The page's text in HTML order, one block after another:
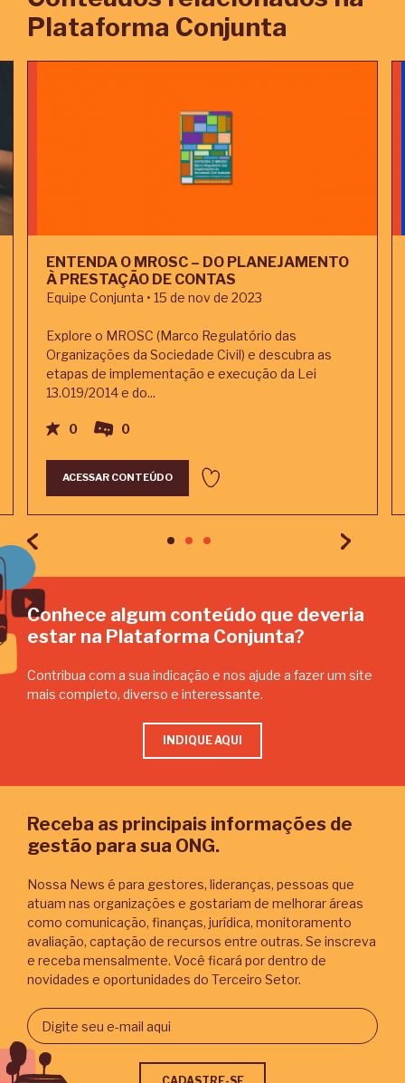
Plataforma Conjunta
ENTENDA O MROSC – DO PLANEJAMENTO
À PRESTAÇÃO DE CONTAS
Equipe Conjunta • 15 de nov de 2023
Explore o MROSC (Marco Regulatório das
Organizações da Sociedade Civil) e descubra as
etapas de implementação e execução da Lei
13.019/2014 e do...
0 0
ACESSAR CONTEÚDO
Conhece algum conteúdo que deveria
estar na Plataforma Conjunta?
Contribua com a sua indicação e nos ajude a fazer um site
mais completo, diverso e interessante.
INDIQUE AQUI
Receba as principais informações de
gestão para sua ONG.
Nossa News é para gestores, lideranças, pessoas que
atuam nas organizações e gostariam de melhorar áreas
como comunicação, finanças, jurídica, monitoramento
avaliação, captação de recursos entre outras. Se inscreva
e receba mensalmente. Você ficará por dentro de
novidades e oportunidades do Terceiro Setor.